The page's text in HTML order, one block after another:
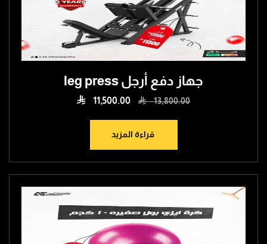
جهاز دفع أرجل leg press
13,800.00
 11,500.00
قراءة المزيد